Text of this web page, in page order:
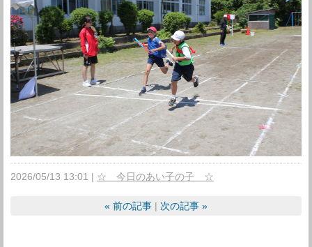
2026/05/13 13:01 ☆ 今日のあい子の子 ☆
« 前の記事 次の記事 »